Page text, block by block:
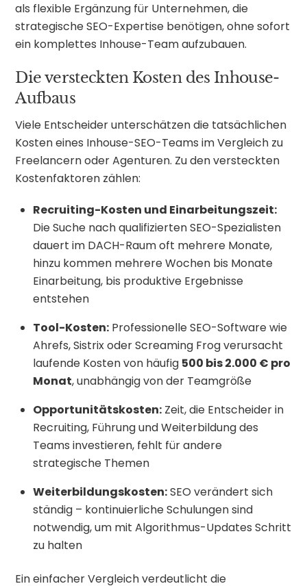
als flexible Ergänzung für Unternehmen, die
strategische SEO-Expertise benötigen, ohne sofort
ein komplettes Inhouse-Team aufzubauen.
Die versteckten Kosten des Inhouse-
Aufbaus
Viele Entscheider unterschätzen die tatsächlichen
Kosten eines Inhouse-SEO-Teams im Vergleich zu
Freelancern oder Agenturen. Zu den versteckten
Kostenfaktoren zählen:
Recruiting-Kosten und Einarbeitungszeit:
Die Suche nach qualifizierten SEO-Spezialisten
dauert im DACH-Raum oft mehrere Monate,
hinzu kommen mehrere Wochen bis Monate
Einarbeitung, bis produktive Ergebnisse
entstehen
Tool-Kosten: Professionelle SEO-Software wie
Ahrefs, Sistrix oder Screaming Frog verursacht
laufende Kosten von häufig 500 bis 2.000 € pro
Monat, unabhängig von der Teamgröße
Opportunitätskosten: Zeit, die Entscheider in
Recruiting, Führung und Weiterbildung des
Teams investieren, fehlt für andere
strategische Themen
Weiterbildungskosten:SEO verändert sich
ständig – kontinuierliche Schulungen sind
notwendig, um mit Algorithmus-Updates Schritt
zu halten
Ein einfacher Vergleich verdeutlicht die